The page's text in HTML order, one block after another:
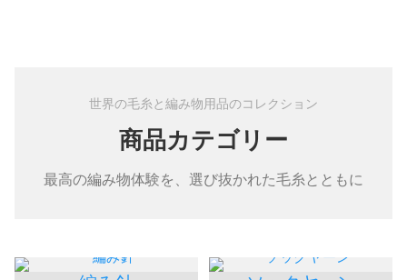
世界の毛糸と編み物用品のコレクション
商品カテゴリー
最高の編み物体験を、選び抜かれた毛糸とともに